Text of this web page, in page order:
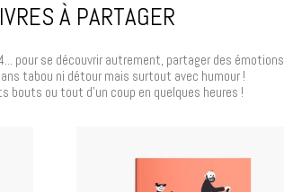
À PARTAGER
pour se découvrir autrement, partager des émotions
tabou ni détour mais surtout avec humour !
bouts ou tout d'un coup en quelques heures !